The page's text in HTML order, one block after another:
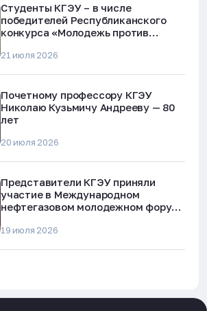
Студенты КГЭУ – в числе
победителей Республиканского
конкурса «Молодежь против
мошенничества»
21 июля 2026
Почетному профессору КГЭУ
Николаю Кузьмичу Андрееву — 80
лет
20 июля 2026
Представители КГЭУ приняли
участие в Международном
нефтегазовом молодежном форуме
19 июля 2026